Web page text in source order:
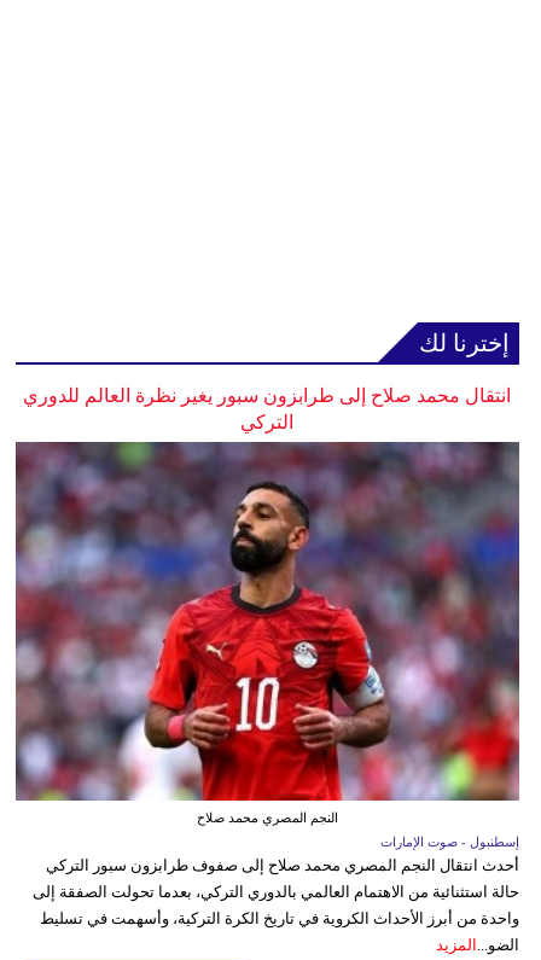
إخترنا لك
انتقال محمد صلاح إلى طرابزون سبور يغير نظرة العالم للدوري
التركي
النجم المصري محمد صلاح
إسطنبول - صوت الإمارات
أحدث انتقال النجم المصري محمد صلاح إلى صفوف طرابزون سبور التركي
حالة استثنائية من الاهتمام العالمي بالدوري التركي، بعدما تحولت الصفقة إلى
واحدة من أبرز الأحداث الكروية في تاريخ الكرة التركية، وأسهمت في تسليط
الضو... المزيد